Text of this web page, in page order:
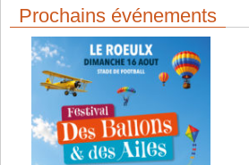
Prochains événements